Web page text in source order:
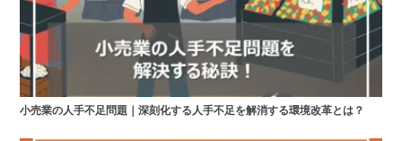
小売業の人手不足問題｜深刻化する人手不足を解消する環境改革とは？